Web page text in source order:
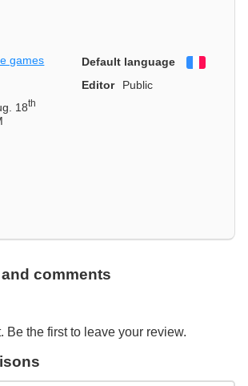
games Default language
Editor
Public
18th
comments
Be the first to leave your review.